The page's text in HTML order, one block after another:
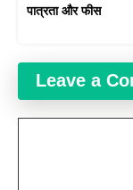
पात्रता और फीस
Leave a